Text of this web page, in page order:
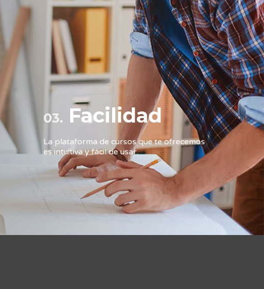
03. Facilidad
La plataforma de cursos que te ofrecemos
es intuitiva y fácil de usar.